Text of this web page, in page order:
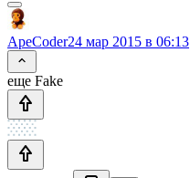
ApeCoder24 мар 2015 в 06:13
еще Fake